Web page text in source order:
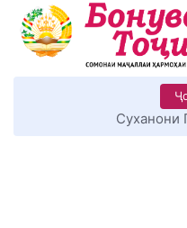
КИТОБХОНИРО